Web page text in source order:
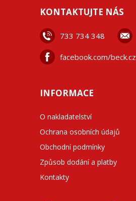
KONTAKTUJTE NÁS
733 734 348
facebook.com/beck.cz
INFORMACE
O nakladatelství
Ochrana osobních údajů
Obchodní podmínky
Způsob dodání a platby
Kontakty